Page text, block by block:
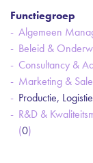
Functiegroep
Algemeen
Beleid &
Consultancy &
Marketing &
Productie,
R&D &
(0)